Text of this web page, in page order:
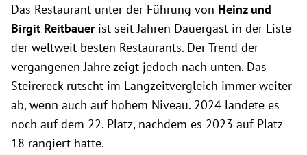
Das Restaurant unter der Führung von Heinz und
Birgit Reitbauerist seit Jahren Dauergast in der Liste
der weltweit besten Restaurants. Der Trend der
vergangenen Jahre zeigt jedoch nach unten. Das
Steirereck rutscht im Langzeitvergleich immer weiter
ab, wenn auch auf hohem Niveau. 2024 landete es
noch auf dem 22. Platz, nachdem es 2023 auf Platz
18 rangiert hatte.